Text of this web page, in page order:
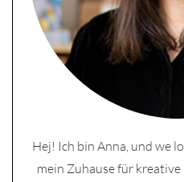
Hej! Ich bin Anna, und we
mein Zuhause für